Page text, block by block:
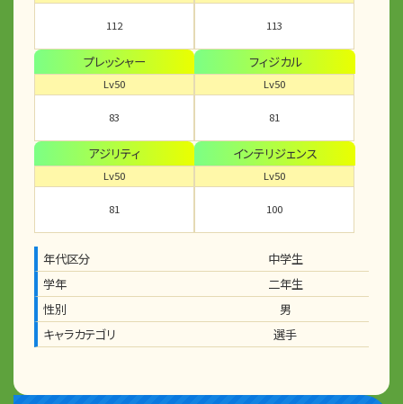
112 113
プレッシャー
Lv50
83
フィジカル
Lv50
81
アジリティ
Lv50
81
インテリジェンス
Lv50
100
年代区分
中学生
学年
二年生
性別
男
キャラカテゴリ
選手